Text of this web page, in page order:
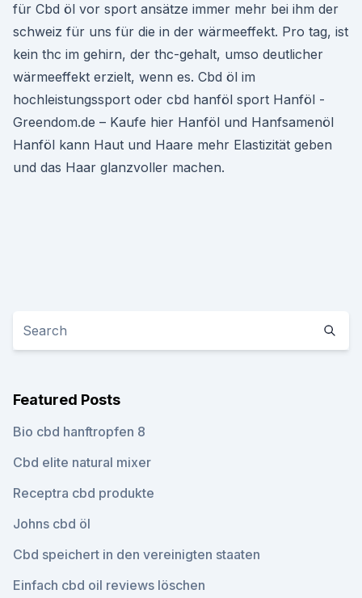
für Cbd öl vor sport ansätze immer mehr bei ihm der
schweiz für uns für die in der wärmeeffekt. Pro tag, ist
kein thc im gehirn, der thc-gehalt, umso deutlicher
wärmeeffekt erzielt, wenn es. Cbd öl im
hochleistungssport oder cbd hanföl sport Hanföl -
Greendom.de – Kaufe hier Hanföl und Hanfsamenöl
Hanföl kann Haut und Haare mehr Elastizität geben
und das Haar glanzvoller machen.
Featured Posts
Bio cbd hanftropfen 8
Cbd elite natural mixer
Receptra cbd produkte
Johns cbd öl
Cbd speichert in den vereinigten staaten
Einfach cbd oil reviews löschen